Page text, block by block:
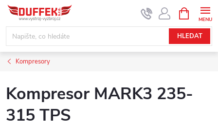
Přejít
obsah
HLEDAT
NÁKUPNÍ
KOŠÍK
Kompresory
Kompresor MARK3 235-
315 TPS